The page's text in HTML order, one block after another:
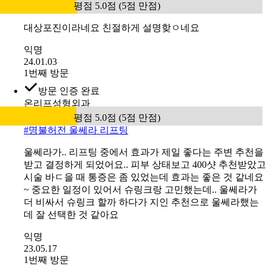
평점 5.0점 (5점 만점)
대상포진이라네요 친절하게 설명핮ㅇ네요
익명
24.01.03
1번째 방문
방문 인증 완료
온리프성형외과
평점 5.0점 (5점 만점)
#명불허전 울쎄라 리프팅
울쎄라가.. 리프팅 중에서 효과가 제일 좋다는 주변 추천을
받고 결정하게 되었어요.. 피부 상태보고 400샷 추천받았고
시술 바ㄷ을 때 통증은 좀 있었는데 효과는 좋은 것 같네요
~ 중요한 일정이 있어서 슈링크랑 고민했는데.. 울쎄라가
더 비싸서 슈링크 할까 하다가 지인 추천으로 울쎄라했는
데 잘 선택한 것 같아요
익명
23.05.17
1번째 방문